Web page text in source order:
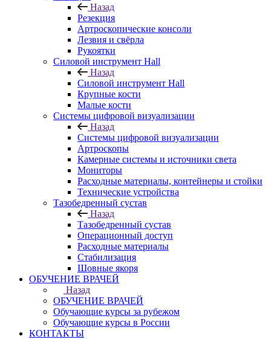
Назад
Резекция
Артроскопические консоли
Лезвия и свёрла
Рукоятки
Силовой инструмент Hall
Назад
Силовой инструмент Hall
Крупные кости
Малые кости
Системы цифровой визуализации
Назад
Системы цифровой визуализации
Артроскопы
Камерные системы и источники света
Мониторы
Расходные материалы, контейнеры и стойки
Технические устройства
Тазобедренный сустав
Назад
Тазобедренный сустав
Операционный доступ
Расходные материалы
Стабилизация
Шовные якоря
ОБУЧЕНИЕ ВРАЧЕЙ
Назад
ОБУЧЕНИЕ ВРАЧЕЙ
Обучающие курсы за рубежом
Обучающие курсы в России
КОНТАКТЫ